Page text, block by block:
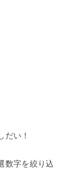
だい！
数字を絞り込